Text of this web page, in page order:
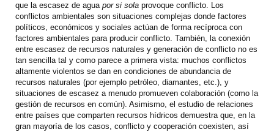
que la escasez de agua por si sola provoque conflicto. Los
conflictos ambientales son situaciones complejas donde factores
políticos, económicos y sociales actúan de forma recíproca con
factores ambientales para producir conflicto. También, la conexión
entre escasez de recursos naturales y generación de conflicto no es
tan sencilla tal y como parece a primera vista: muchos conflictos
altamente violentos se dan en condiciones de abundancia de
recursos naturales (por ejemplo petróleo, diamantes, etc.), y
situaciones de escasez a menudo promueven colaboración (como la
gestión de recursos en común). Asimismo, el estudio de relaciones
entre países que comparten recursos hídricos demuestra que, en la
gran mayoría de los casos, conflicto y cooperación coexisten, así